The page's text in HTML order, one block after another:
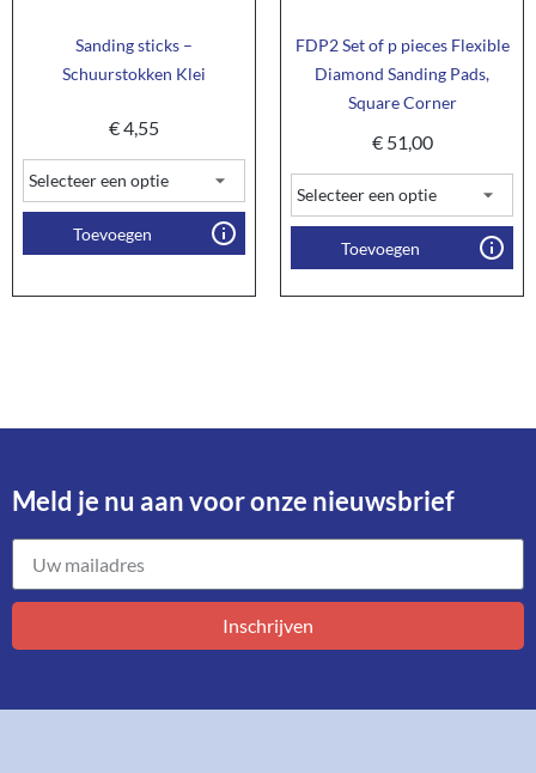
Sanding sticks –
Schuurstokken Klei
€4,55
Toevoegen
FDP2 Set of p pieces Flexible
Diamond Sanding Pads,
Square Corner
€51,00
Toevoegen
Meld je nu aan voor onze nieuwsbrief​
Inschrijven